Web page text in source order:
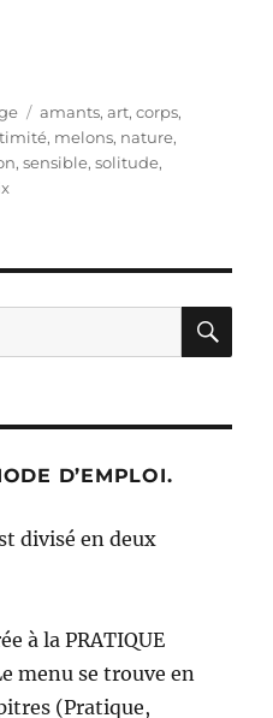
Étiquettes
amants,art,corps,
, melons, nature,
,sensible,solitude,
D’EMPLOI.
divisé en deux
à la PRATIQUE
menu se trouve en
(Pratique,